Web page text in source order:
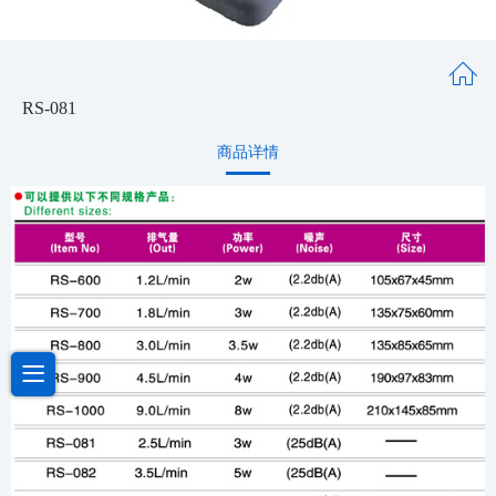
RS-081
商品详情